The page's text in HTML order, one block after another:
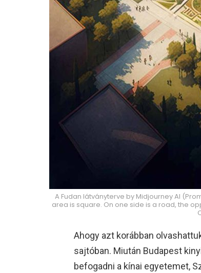
A Fudan látványterve by Midjourney AI
area is square. On one side is a road, the
Ahogy azt korábban
sajtóban. Miután Budapest
befogadni a kínai egyetemet,